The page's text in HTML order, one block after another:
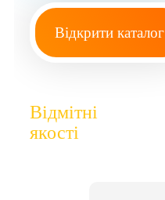
Відкрити каталог
Відмітні
якості